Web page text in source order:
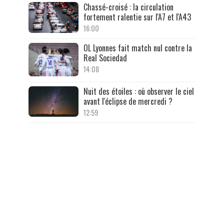
Chassé-croisé : la circulation
fortement ralentie sur l'A7 et l'A43
16:00
OL Lyonnes fait match nul contre la
Real Sociedad
14:08
Nuit des étoiles : où observer le ciel
avant l'éclipse de mercredi ?
12:59